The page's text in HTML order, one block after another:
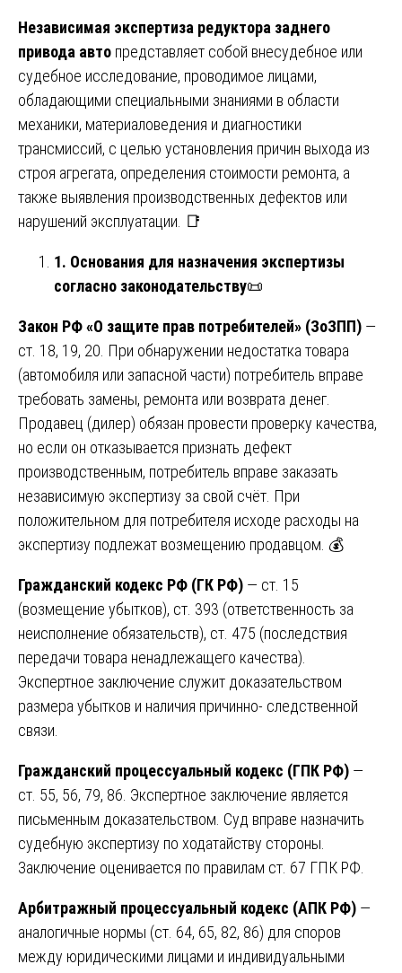
Независимая экспертиза редуктора заднего
привода авто представляет собой внесудебное или
судебное исследование, проводимое лицами,
обладающими специальными знаниями в области
механики, материаловедения и диагностики
трансмиссий, с целью установления причин выхода из
строя агрегата, определения стоимости ремонта, а
также выявления производственных дефектов или
нарушений эксплуатации. 📑
1. Основания для назначения экспертизы
согласно законодательству📜
Закон РФ «О защите прав потребителей» (ЗоЗПП) —
ст. 18, 19, 20. При обнаружении недостатка товара
(автомобиля или запасной части) потребитель вправе
требовать замены, ремонта или возврата денег.
Продавец (дилер) обязан провести проверку качества,
но если он отказывается признать дефект
производственным, потребитель вправе заказать
независимую экспертизу за свой счёт. При
положительном для потребителя исходе расходы на
экспертизу подлежат возмещению продавцом. 💰
Гражданский кодекс РФ (ГК РФ) — ст. 15
(возмещение убытков), ст. 393 (ответственность за
неисполнение обязательств), ст. 475 (последствия
передачи товара ненадлежащего качества).
Экспертное заключение служит доказательством
размера убытков и наличия причинно- следственной
связи.
Гражданский процессуальный кодекс (ГПК РФ) —
ст. 55, 56, 79, 86. Экспертное заключение является
письменным доказательством. Суд вправе назначить
судебную экспертизу по ходатайству стороны.
Заключение оценивается по правилам ст. 67 ГПК РФ.
Арбитражный процессуальный кодекс (АПК РФ) —
аналогичные нормы (ст. 64, 65, 82, 86) для споров
между юридическими лицами и индивидуальными